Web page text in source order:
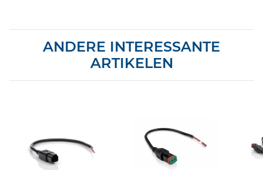
ANDERE INTERESSANTE
ARTIKELEN